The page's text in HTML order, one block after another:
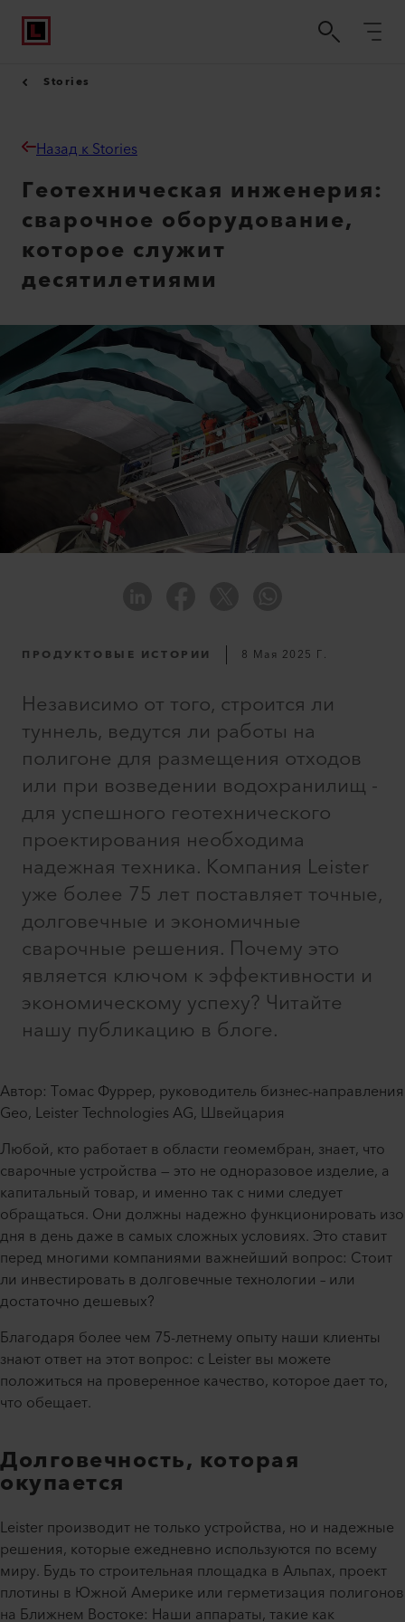
Stories
Назад к Stories
Геотехническая инженерия:
сварочное оборудование,
которое служит
десятилетиями
ПРОДУКТОВЫЕ ИСТОРИИ 8 Мая 2025 Г.
Независимо от того, строится ли
туннель, ведутся ли работы на
полигоне для размещения отходов
или при возведении водохранилищ -
для успешного геотехнического
проектирования необходима
надежная техника. Компания Leister
уже более 75 лет поставляет точные,
долговечные и экономичные
сварочные решения. Почему это
является ключом к эффективности и
экономическому успеху? Читайте
нашу публикацию в блоге.
Автор: Томас Фуррер, руководитель бизнес-направления
Geo, Leister Technologies AG, Швейцария
Любой, кто работает в области геомембран, знает, что
сварочные устройства — это не одноразовое изделие, а
капитальный товар, и именно так с ними следует
обращаться. Они должны надежно функционировать изо
дня в день даже в самых сложных условиях. Это ставит
перед многими компаниями важнейший вопрос: Стоит
ли инвестировать в долговечные технологии – или
достаточно дешевых?
Благодаря более чем 75-летнему опыту наши клиенты
знают ответ на этот вопрос: с Leister вы можете
положиться на проверенное качество, которое дает то,
что обещает.
Долговечность, которая
окупается
Leister производит не только устройства, но и надежные
решения, которые ежедневно используются по всему
миру. Будь то строительная площадка в Альпах, проект
плотины в Южной Америке или герметизация полигонов
на Ближнем Востоке: Наши аппараты, такие как